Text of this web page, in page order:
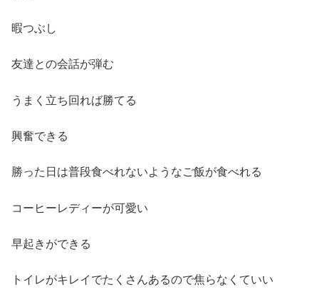
暇つぶし
友達との会話が弾む
うまく立ち回れば勝てる
興奮できる
勝った日は普段食べれないようなご飯が食べれる
コーヒーレディーが可愛い
早起きができる
トイレがキレイでたくさんあるので焦らなくていい